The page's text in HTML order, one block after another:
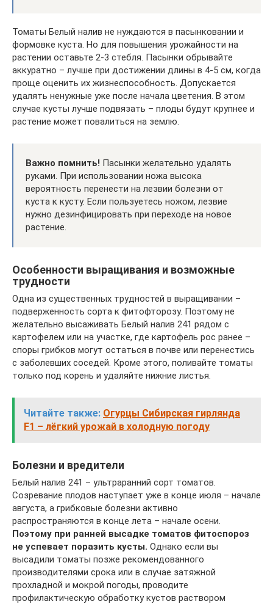
Томаты Белый налив не нуждаются в пасынковании и
формовке куста. Но для повышения урожайности на
растении оставьте 2-3 стебля. Пасынки обрывайте
аккуратно – лучше при достижении длины в 4-5 см, когда
проще оценить их жизнеспособность. Допускается
удалять ненужные уже после начала цветения. В этом
случае кусты лучше подвязать – плоды будут крупнее и
растение может повалиться на землю.
Важно помнить! Пасынки желательно удалять
руками. При использовании ножа высока
вероятность перенести на лезвии болезни от
куста к кусту. Если пользуетесь ножом, лезвие
нужно дезинфицировать при переходе на новое
растение.
Особенности выращивания и возможные
трудности
Одна из существенных трудностей в выращивании –
подверженность сорта к фитофторозу. Поэтому не
желательно высаживать Белый налив 241 рядом с
картофелем или на участке, где картофель рос ранее –
споры грибков могут остаться в почве или перенестись
с заболевших соседей. Кроме этого, поливайте томаты
только под корень и удаляйте нижние листья.
Читайте также: Огурцы Сибирская гирлянда
F1 – лёгкий урожай в холодную погоду
Болезни и вредители
Белый налив 241 – ультраранний сорт томатов.
Созревание плодов наступает уже в конце июля – начале
августа, а грибковые болезни активно
распространяются в конце лета – начале осени.
Поэтому при ранней высадке томатов фитоспороз
не успевает поразить кусты. Однако если вы
высадили томаты позже рекомендованного
производителями срока или в случае затяжной
прохладной и мокрой погоды, проводите
профилактическую обработку кустов раствором